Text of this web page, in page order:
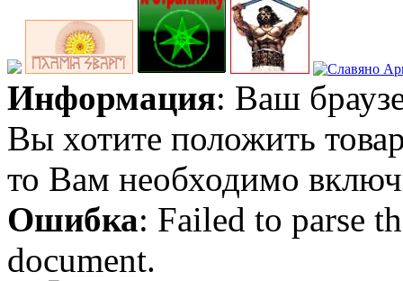
Информация: Ваш
Вы хотите положить
то Вам необходимо
Ошибка: Failed to parse
document.